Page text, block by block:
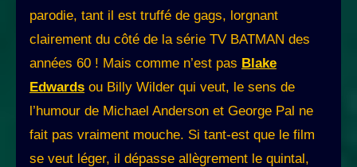
parodie, tant il est truffé de gags, lorgnant
clairement du côté de la série TV BATMAN des
années 60 ! Mais comme n’est pas Blake
Edwards ou Billy Wilder qui veut, le sens de
l’humour de Michael Anderson et George Pal ne
fait pas vraiment mouche. Si tant-est que le film
se veut léger, il dépasse allègrement le quintal,